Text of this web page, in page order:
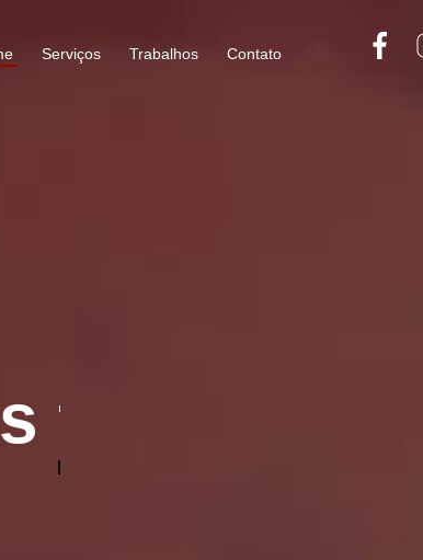
Serviços Trabalhos Contato